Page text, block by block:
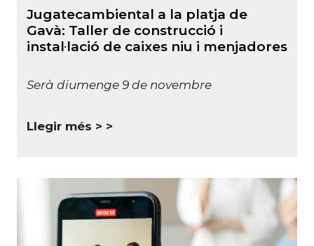
Jugatecambiental a la platja de
Gavà: Taller de construcció i
instal·lació de caixes niu i menjadores
Serà diumenge 9 de novembre
Llegir més >